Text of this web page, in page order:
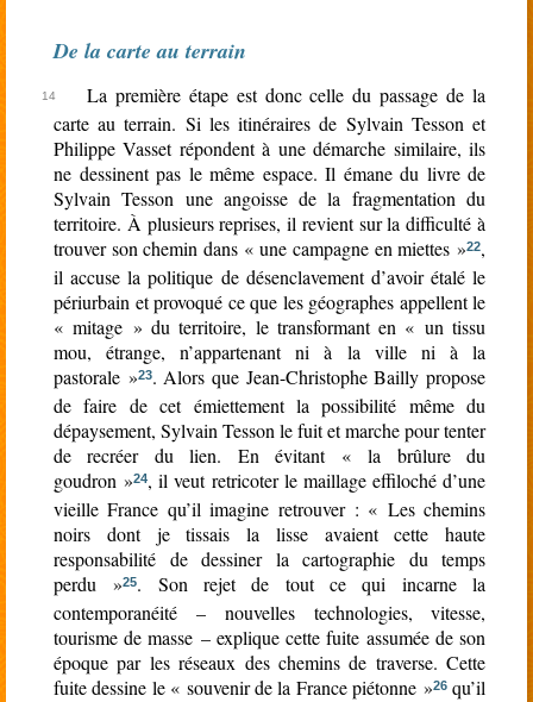
De la carte au terrain
La première étape est donc celle du passage de la
carte au terrain. Si les itinéraires de Sylvain Tesson et
Philippe Vasset répondent à une démarche similaire, ils
ne dessinent pas le même espace. Il émane du livre de
Sylvain Tesson une angoisse de la fragmentation du
territoire. À plusieurs reprises, il revient sur la difficulté à
trouver son chemin dans « une campagne en miettes »22,
il accuse la politique de désenclavement d’avoir étalé le
périurbain et provoqué ce que les géographes appellent le
« mitage » du territoire, le transformant en « un tissu
mou, étrange, n’appartenant ni à la ville ni à la
pastorale »23. Alors que Jean-Christophe Bailly propose
de faire de cet émiettement la possibilité même du
dépaysement, Sylvain Tesson le fuit et marche pour tenter
de recréer du lien. En évitant « la brûlure du
goudron »24, il veut retricoter le maillage effiloché d’une
vieille France qu’il imagine retrouver : « Les chemins
noirs dont je tissais la lisse avaient cette haute
responsabilité de dessiner la cartographie du temps
perdu »25. Son rejet de tout ce qui incarne la
contemporanéité – nouvelles technologies, vitesse,
tourisme de masse – explique cette fuite assumée de son
époque par les réseaux des chemins de traverse. Cette
fuite dessine le « souvenir de la France piétonne »26qu’il